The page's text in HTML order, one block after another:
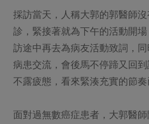
採訪當天，人稱大郭的郭醫師
診，緊接著就為下午的活動開
訪途中再去為病友活動致詞，
病患交流，會後馬不停蹄又回
不露疲態，看來緊湊充實的節奏
面對過無數癌症患者，大郭醫